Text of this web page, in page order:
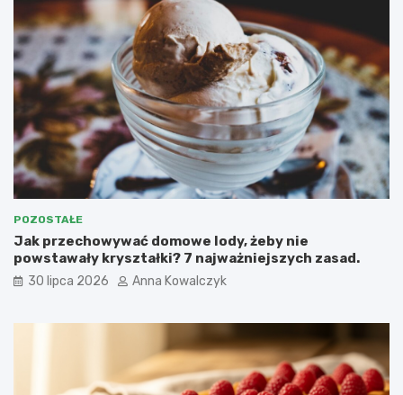
POZOSTAŁE
Jak przechowywać domowe lody, żeby nie
powstawały kryształki? 7 najważniejszych zasad.
30 lipca 2026 Anna Kowalczyk